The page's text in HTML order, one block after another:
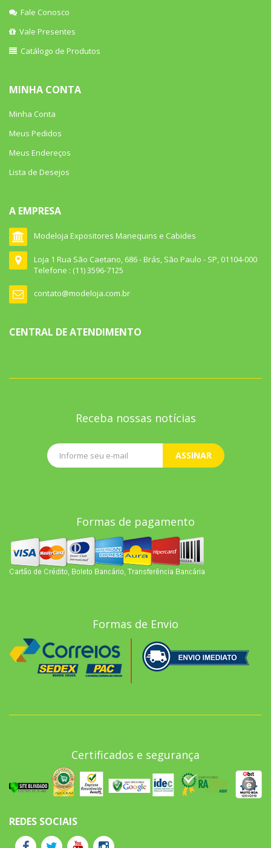
Fale Conosco
Vale Presentes
Catálogo de Produtos
MINHA CONTA
Minha Conta
Meus Pedidos
Meus Endereços
Lista de Desejos
A EMPRESA
Modeloja Expositores Manequins e Cabides
Loja 1 Rua São Caetano, 686 - Brás, São Paulo - SP, 01104-000
Telefone : (11) 3596-7125
contato@modeloja.com.br
CENTRAL DE ATENDIMENTO
Receba nossas notícias
ASSINAR
Formas de pagamento
Formas de Envio
Certificados e segurança
REDES SOCIAIS